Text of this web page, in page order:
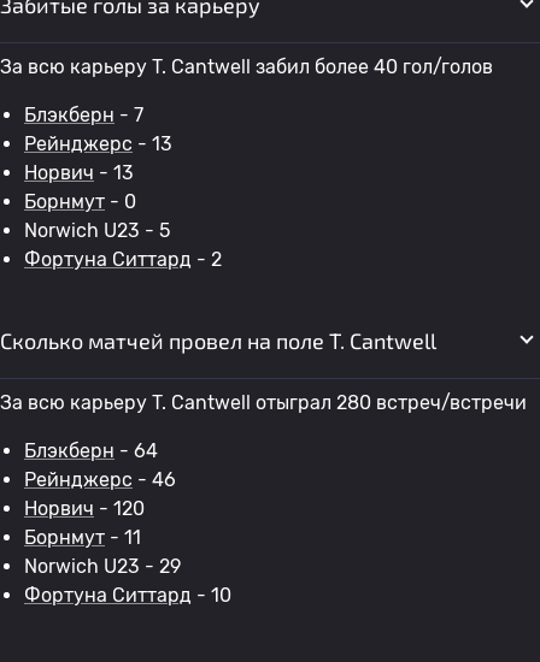
За всю карьеру T. Cantwell забил более 40 гол/голов
Блэкберн - 7
Рейнджерс - 13
Норвич - 13
Борнмут - 0
Norwich U23 - 5
Фортуна Ситтард - 2
Сколько матчей провел на поле T. Cantwell
За всю карьеру T. Cantwell отыграл 280 встреч/встречи
Блэкберн - 64
Рейнджерс - 46
Норвич - 120
Борнмут - 11
Norwich U23 - 29
Фортуна Ситтард - 10